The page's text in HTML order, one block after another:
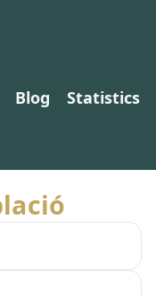
Blog
Statistics